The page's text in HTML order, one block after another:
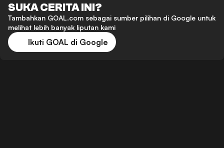
SUKA CERITA INI?
Tambahkan GOAL.com sebagai sumber pilihan di Google untuk
melihat lebih banyak liputan kami
Ikuti GOAL di Google